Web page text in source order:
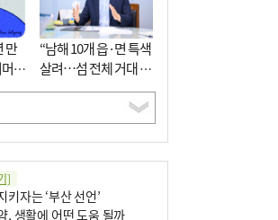
만
니
“남해 10개 읍·면 특색
살려…섬 전체 거대 정
원으로 조성”
]
자는 ‘부산 선언’
, 생활에 어떤 도움 될까